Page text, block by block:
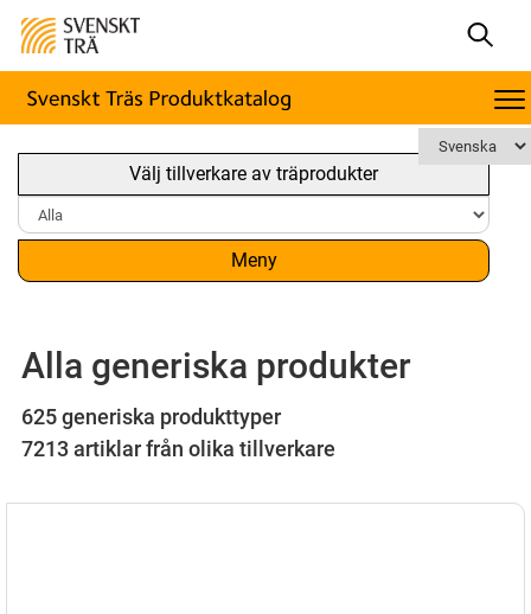
Välj tillverkare av träprodukter
Meny
Alla generiska produkter
625 generiska produkttyper
7213 artiklar från olika tillverkare